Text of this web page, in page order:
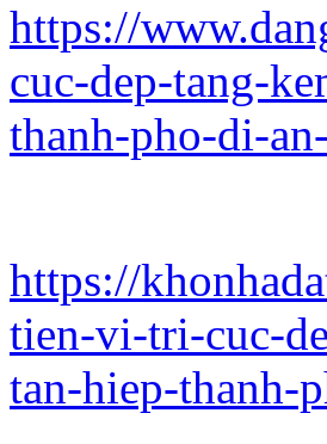
https://
cuc-dep-tang-
thanh-pho-di-
https://
tien-vi-tri-cuc-
tan-hiep-thanh-